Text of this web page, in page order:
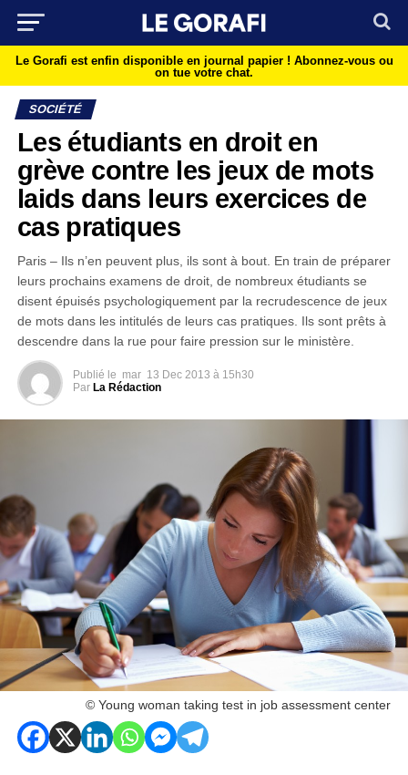
Le Gorafi est enfin disponible en journal papier ! Abonnez-vous ou
on tue votre chat.
SOCIÉTÉ
Les étudiants en droit en
grève contre les jeux de mots
laids dans leurs exercices de
cas pratiques
Paris – Ils n’en peuvent plus, ils sont à bout. En train de préparer
leurs prochains examens de droit, de nombreux étudiants se
disent épuisés psychologiquement par la recrudescence de jeux
de mots dans les intitulés de leurs cas pratiques. Ils sont prêts à
descendre dans la rue pour faire pression sur le ministère.
Publié le mar 13 Dec 2013 à 15h30
Par La Rédaction
© Young woman taking test in job assessment center